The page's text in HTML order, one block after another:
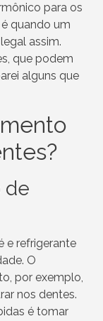
para os
quando um
assim.
que podem
alguns que
de
e refrigerante
O
por exemplo,
nos dentes.
é tomar